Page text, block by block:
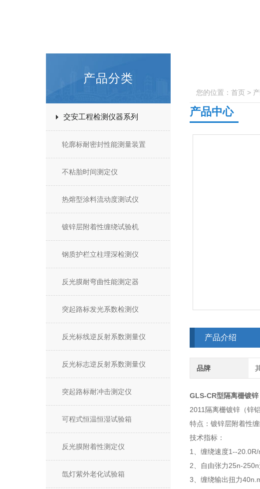
产品分类
交安工程检测仪器系列
轮廓标耐密封性能测量装置
不粘胎时间测定仪
热熔型涂料流动度测试仪
镀锌层附着性缠绕试验机
钢质护栏立柱埋深检测仪
反光膜耐弯曲性能测定器
突起路标发光系数检测仪
反光标线逆反射系数测量仪
反光标志逆反射系数测量仪
突起路标耐冲击测定仪
可程式恒温恒湿试验箱
反光膜附着性测定仪
氙灯紫外老化试验箱
您的位置： 首页 >
产品中心
产品介绍
品牌
GLS-CR型隔离栅镀
2011隔离栅镀锌（锌
特点：镀锌层附着性
技术指标：
1、缠绕速度1--
2、自由张力25n-250n
3、缠绕输出扭力